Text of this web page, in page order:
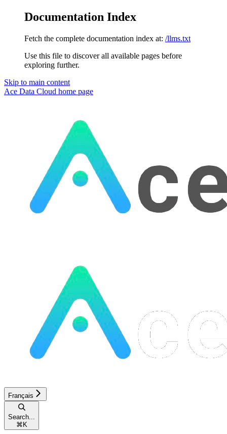
Documentation Index
Fetch the complete documentation index at: /llms.txt
Use this file to discover all available pages before
exploring further.
Skip to main content
Ace Data Cloud home page
Français
Search...
⌘ K